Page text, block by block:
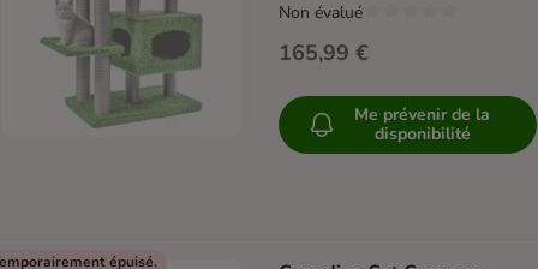
165,99 €
Non évalué
Me prévenir de la
disponibilité
épuisé.